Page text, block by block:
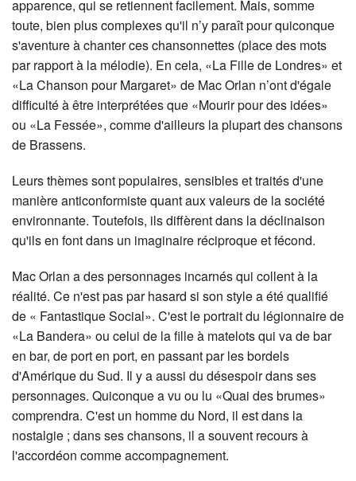
apparence, qui se retiennent facilement. Mais, somme
toute, bien plus complexes qu'il n’y paraît pour quiconque
s'aventure à chanter ces chansonnettes (place des mots
par rapport à la mélodie). En cela, «La Fille de Londres» et
«La Chanson pour Margaret» de Mac Orlan n’ont d'égale
difficulté à être interprétées que «Mourir pour des idées»
ou «La Fessée», comme d'ailleurs la plupart des chansons
de Brassens.
Leurs thèmes sont populaires, sensibles et traités d'une
manière anticonformiste quant aux valeurs de la société
environnante. Toutefois, ils diffèrent dans la déclinaison
qu'ils en font dans un imaginaire réciproque et fécond.
Mac Orlan a des personnages incarnés qui collent à la
réalité. Ce n'est pas par hasard si son style a été qualifié
de « Fantastique Social». C'est le portrait du légionnaire de
«La Bandera» ou celui de la fille à matelots qui va de bar
en bar, de port en port, en passant par les bordels
d'Amérique du Sud. Il y a aussi du désespoir dans ses
personnages. Quiconque a vu ou lu «Quai des brumes»
comprendra. C'est un homme du Nord, il est dans la
nostalgie ; dans ses chansons, il a souvent recours à
l'accordéon comme accompagnement.